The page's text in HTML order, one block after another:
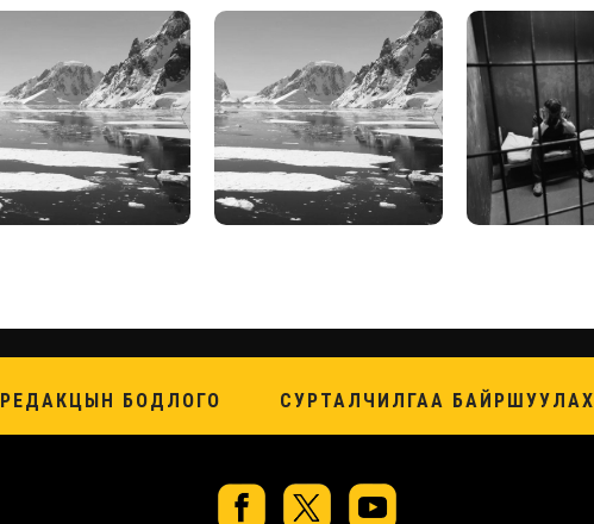
РЕДАКЦЫН БОДЛОГО СУРТАЛЧИЛГАА БАЙРШУУЛАХ